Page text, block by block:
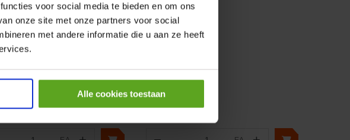
voor social media te bieden en om ons
onze site met onze partners voor social
met andere informatie die u aan ze heeft
Alle cookies toestaan
499926
Briggs & Stratton
Vergelijken
Artikelnummer:65505
Merknaam:Camozzi